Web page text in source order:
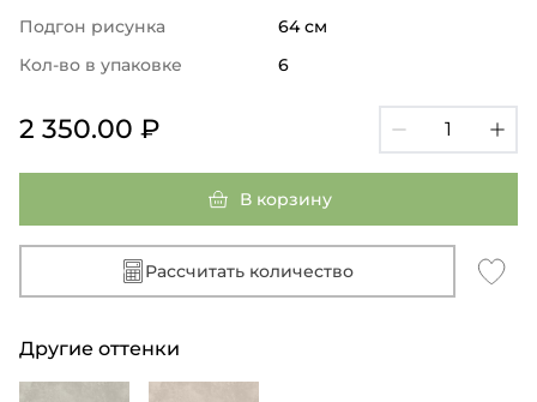
Подгон рисунка
64 см
Кол-во в упаковке
6
2 350.00 ₽
В корзину
Рассчитать количество
Другие оттенки